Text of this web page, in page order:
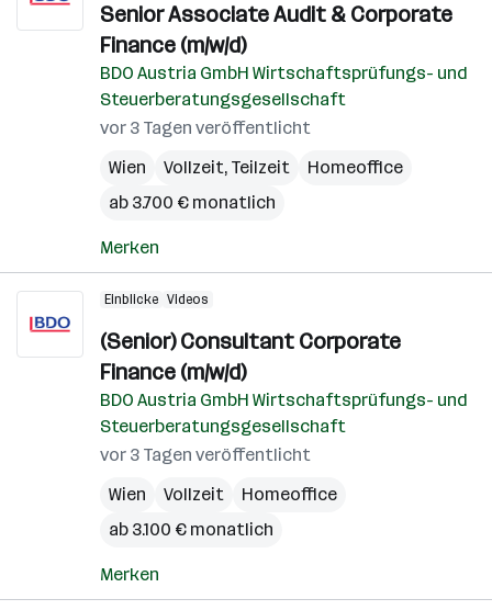
Senior Associate Audit & Corporate
Finance (m/w/d)
BDO Austria GmbH Wirtschaftsprüfungs- und
Steuerberatungsgesellschaft
vor 3 Tagen veröffentlicht
Wien
Vollzeit, Teilzeit
Homeoffice
ab 3.700 € monatlich
Merken
Einblicke Videos
(Senior) Consultant Corporate
Finance (m/w/d)
BDO Austria GmbH Wirtschaftsprüfungs- und
Steuerberatungsgesellschaft
vor 3 Tagen veröffentlicht
Wien
Vollzeit
Homeoffice
ab 3.100 € monatlich
Merken